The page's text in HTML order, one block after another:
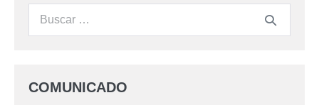
COMUNICADO